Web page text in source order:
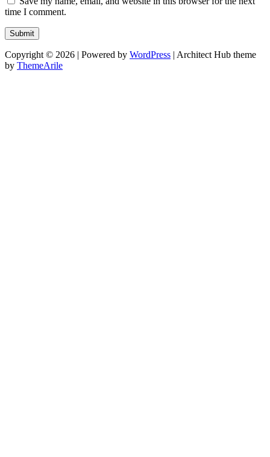
time I comment.
Copyright © 2026 | Powered by WordPress | Architect Hub theme
by ThemeArile